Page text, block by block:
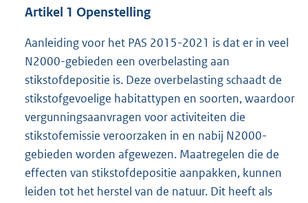
Artikel 1 Openstelling
Aanleiding voor het PAS 2015-2021 is dat er in veel
N2000-gebieden een overbelasting aan
stikstofdepositie is. Deze overbelasting schaadt de
stikstofgevoelige habitattypen en soorten, waardoor
vergunningsaanvragen voor activiteiten die
stikstofemissie veroorzaken in en nabij N2000-
gebieden worden afgewezen. Maatregelen die de
effecten van stikstofdepositie aanpakken, kunnen
leiden tot het herstel van de natuur. Dit heeft als